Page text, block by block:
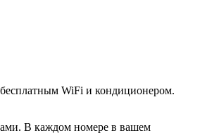
бесплатным WiFi и кондиционером.
В каждом номере в вашем